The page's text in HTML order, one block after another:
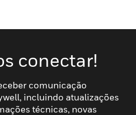
conectar!
comunicação
incluindo atualizações
técnicas, novas